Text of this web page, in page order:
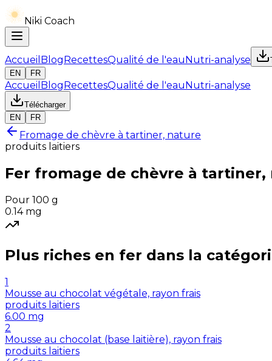
Niki Coach
Accueil BlogRecettesQualité de l'eauNutri-analyse
EN
FR
Accueil BlogRecettesQualité de l'eauNutri-analyse
Télécharger
EN
FR
Fromage de chèvre à tartiner, nature
produits laitiers
Fer fromage de chèvre à tartiner,
Pour 100 g
0.14 mg
Plus riches en fer dans la
1
Mousse au chocolat végétale, rayon frais
produits laitiers
6.00 mg
2
Mousse au chocolat (base laitière), rayon frais
produits laitiers